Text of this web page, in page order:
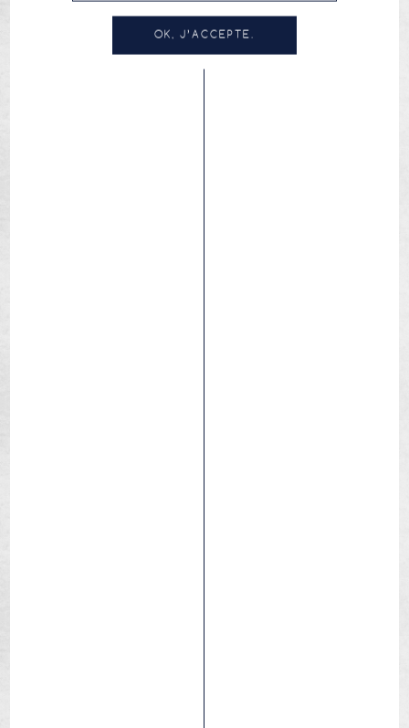
OK, J’ACCEPTE.